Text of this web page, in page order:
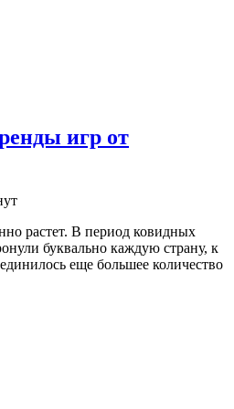
игр от
растет. В период ковидных
буквально каждую страну, к
еще большее количество